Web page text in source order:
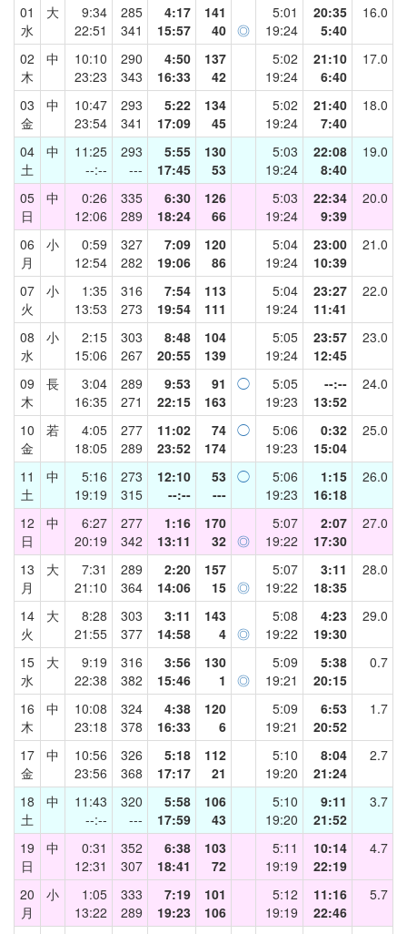
01
水
大
9:34
22:51
285
341
4:17
15:57
141
40 ◎
5:01
19:24
20:35
5:40
16.0
02
木
中
10:10
23:23
290
343
4:50
16:33
137
42
5:02
19:24
21:10
6:40
17.0
03
金
中
10:47
23:54
293
341
5:22
17:09
134
45
5:02
19:24
21:40
7:40
18.0
04
土
中
11:25
--:--
293
---
5:55
17:45
130
53
5:03
19:24
22:08
8:40
19.0
05
日
中
0:26
12:06
335
289
6:30
18:24
126
66
5:03
19:24
22:34
9:39
20.0
06
月
小
0:59
12:54
327
282
7:09
19:06
120
86
5:04
19:24
23:00
10:39
21.0
07
火
小
1:35
13:53
316
273
7:54
19:54
113
111
5:04
19:24
23:27
11:41
22.0
08
水
小
2:15
15:06
303
267
8:48
20:55
104
139
5:05
19:24
23:57
12:45
23.0
09
木
長
3:04
16:35
289
271
9:53
22:15
91
163
◯
5:05
19:23
--:--
13:52
24.0
10
金
若
4:05
18:05
277
289
11:02
23:52
74
174
◯
5:06
19:23
0:32
15:04
25.0
11
土
中
5:16
19:19
273
315
12:10
--:--
53
---
◯
5:06
19:23
1:15
16:18
26.0
12
日
中
6:27
20:19
277
342
1:16
13:11
170
32 ◎
5:07
19:22
2:07
17:30
27.0
13
月
大
7:31
21:10
289
364
2:20
14:06
157
15 ◎
5:07
19:22
3:11
18:35
28.0
14
火
大
8:28
21:55
303
377
3:11
14:58
143
4 ◎
5:08
19:22
4:23
19:30
29.0
15
水
大
9:19
22:38
316
382
3:56
15:46
130
1
◎
5:09
19:21
5:38
20:15
0.7
16
木
中
10:08
23:18
324
378
4:38
16:33
120
6
5:09
19:21
6:53
20:52
1.7
17
金
中
10:56
23:56
326
368
5:18
17:17
112
21
5:10
19:20
8:04
21:24
2.7
18
土
中
11:43
--:--
320
---
5:58
17:59
106
43
5:10
19:20
9:11
21:52
3.7
19
日
中
0:31
12:31
352
307
6:38
18:41
103
72
5:11
19:19
10:14
22:19
4.7
20
月
小
1:05
13:22
333
289
7:19
19:23
101
106
5:12
19:19
11:16
22:46
5.7